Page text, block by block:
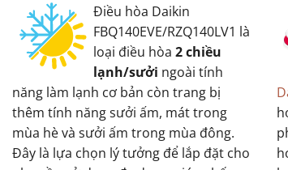
Điều hòa Daikin
FBQ140EVE/RZQ140LV1 là
loại điều hòa 2 chiều
lạnh/sưởi ngoài tính
năng làm lạnh cơ bản còn trang bị
thêm tính năng sưởi ấm, mát trong
mùa hè và sưởi ấm trong mùa đông.
Đây là lựa chọn lý tưởng để lắp đặt cho